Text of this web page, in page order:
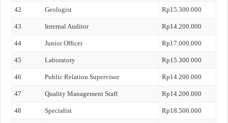
42 Geologist Rp15.300.000
43 Internal Auditor Rp14.200.000
44 Junior Officer Rp17.000.000
45 Laboratory Rp15.300.000
46 Public Relation Supervisor Rp14.200.000
47 Quality Management Staff Rp14.200.000
48 Specialist Rp18.500.000